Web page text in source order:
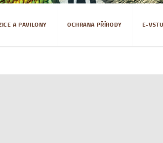
A PAVILONY OCHRANA PŘÍRODY E-